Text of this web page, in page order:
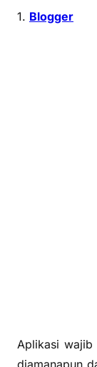
1. Blogger
Aplikasi wajib